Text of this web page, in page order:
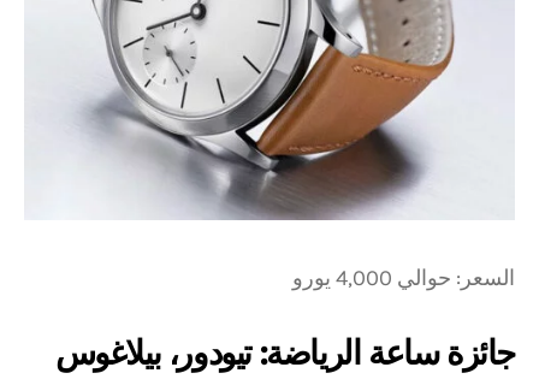
السعر: حوالي 4,000 يورو
جائزة ساعة الرياضة: تيودور، بيلاغوس